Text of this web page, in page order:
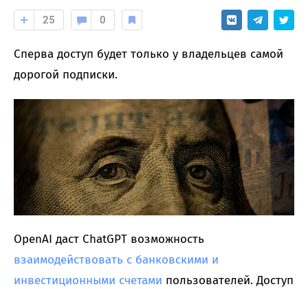
25 0
Сперва доступ будет только у владельцев самой
дорогой подписки.
OpenAI даст ChatGPT возможность
взаимодействовать с банковскими и
инвестиционными счетами пользователей. Доступ